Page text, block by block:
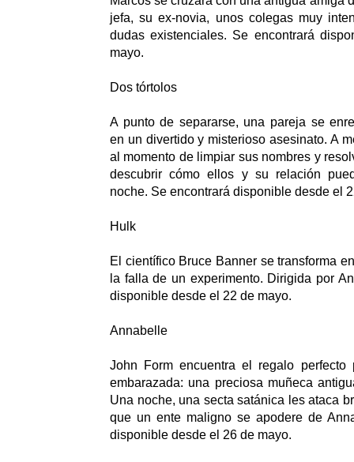
jefa, su ex-novia, unos colegas muy
dudas existenciales. Se encontrará
mayo.
Dos tórtolos
A punto de separarse, una pareja se
en un divertido y misterioso asesinato. A
al momento de limpiar sus nombres y
descubrir cómo ellos y su relación
noche. Se encontrará disponible desde el
Hulk
El científico Bruce Banner se transforma
la falla de un experimento. Dirigida por
disponible desde el 22 de mayo.
Annabelle
John Form encuentra el regalo perfecto
embarazada: una preciosa muñeca
Una noche, una secta satánica les ataca
que un ente maligno se apodere de
disponible desde el 26 de mayo.